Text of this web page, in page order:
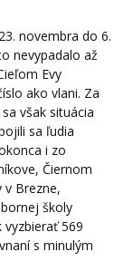
novembra do 6.
nevypadalo až
Evy
ako vlani. Za
však situácia
sa ľudia
i zo
Čiernom
v Brezne,
školy
vyzbierať 569
s minulým